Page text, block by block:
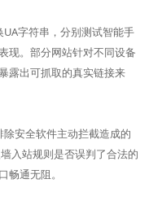
字符串，分别测试智能手
现。部分网站针对不同设备
露出可抓取的真实链接来
安全软件主动拦截造成的
入站规则是否误判了合法的
通无阻。